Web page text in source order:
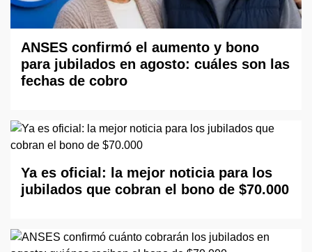
ANSES confirmó el aumento y bono
para jubilados en agosto: cuáles son las
fechas de cobro
Ya es oficial: la mejor noticia para los
jubilados que cobran el bono de $70.000